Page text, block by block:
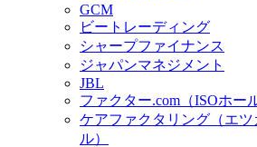
GCM
ビートレーディング
シャープファイナンス
ジャパンマネジメント
JBL
ファクター.com（ISOホー
ケアファクタリング（エ
ル）